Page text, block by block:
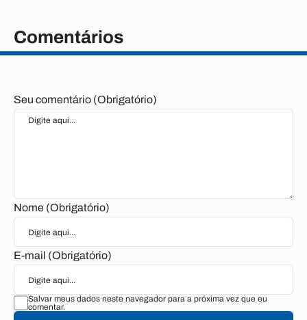
Comentários
Seu comentário (Obrigatório)
Nome (Obrigatório)
E-mail (Obrigatório)
Salvar meus dados neste navegador para a próxima vez que eu
comentar.